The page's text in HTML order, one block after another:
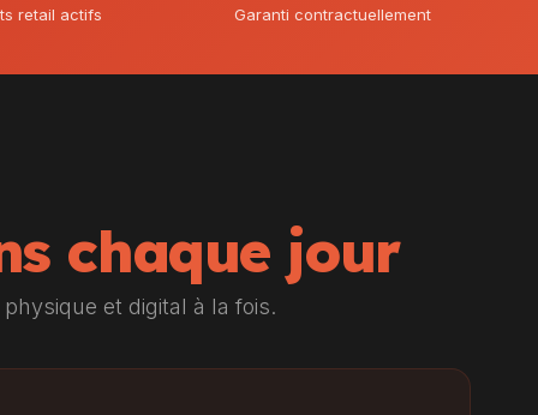
retail actifs Garanti contractuellement
chaque jour
et digital à la fois.